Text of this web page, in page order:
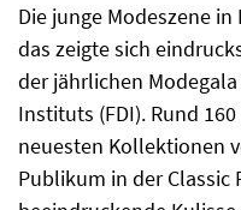
Die junge Modeszene
das zeigte sich
der jährlichen
Instituts (FDI). Rund
neuesten Kollektionen
Publikum in der Classic